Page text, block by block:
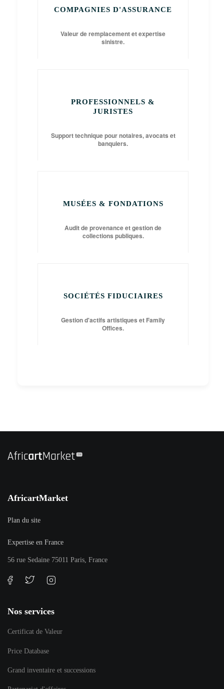
COMPAGNIES D'ASSURANCE
Valeur de remplacement et expertise
sinistre.
PROFESSIONNELS &
JURISTES
Support technique pour notaires, avocats et
banquiers.
MUSÉES & FONDATIONS
Audit de provenance et gestion de
collections publiques.
SOCIÉTÉS FIDUCIAIRES
Gestion d'actifs artistiques et Family
Offices.
AfricartMarket
Plan du site
Expertise en France
56 rue Sedaine 75011 Paris, France
Nos services
Certificat de Valeur
Price Database
Grand inventaire et successions